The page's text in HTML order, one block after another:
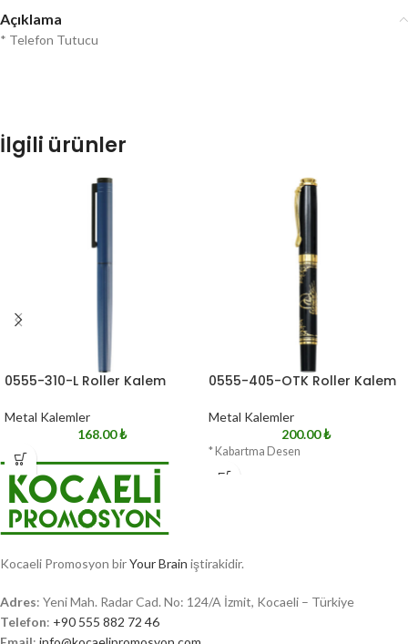
Açıklama
* Telefon Tutucu
İlgili ürünler
0555-310-L Roller Kalem
Metal Kalemler
168.00₺
0555-405-OTK Roller Kalem
Metal Kalemler
200.00₺
* Kabartma Desen
Kocaeli Promosyon birYour Brain iştirakidir.
Adres: Yeni Mah. Radar Cad. No: 124/A İzmit, Kocaeli – Türkiye
Telefon: +90 555 882 72 46